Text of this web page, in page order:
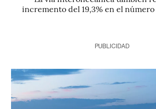
incremento del 19,3% en el
PUBLICIDAD